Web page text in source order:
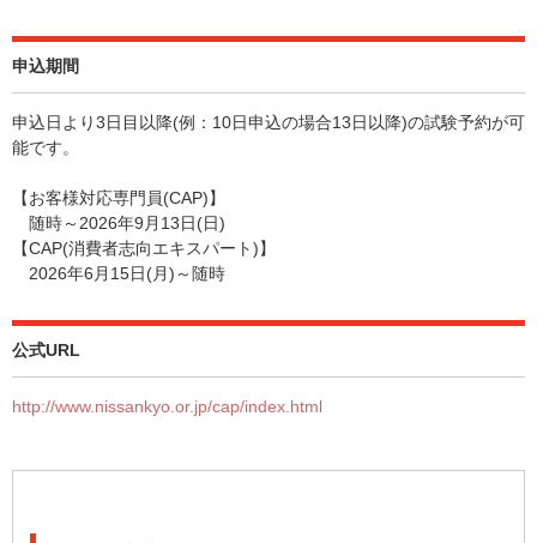
申込期間
申込日より3日目以降(例：10日申込の場合13日以降)の試験予約が可
能です。
【お客様対応専門員(CAP)】
随時～2026年9月13日(日)
【CAP(消費者志向エキスパート)】
2026年6月15日(月)～随時
公式URL
http://www.nissankyo.or.jp/cap/index.html